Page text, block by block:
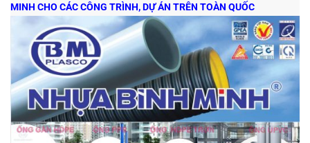
MINH CHO CÁC CÔNG TRÌNH, DỰ ÁN TRÊN TOÀN QUỐC